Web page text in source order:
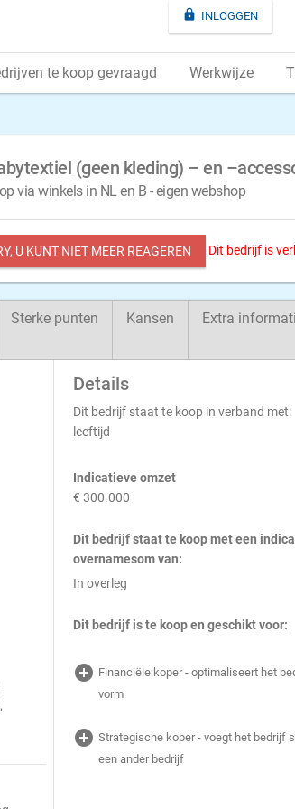
(geen kleding) – en
via winkels in NL en B - eigen webshop
U KUNT NIET MEER REAGEREN Dit bedrijf is
Sterke punten Kansen Extra
Details
Dit bedrijf staat te koop in verband met:
leeftijd
Indicatieve omzet
€ 300.000
Dit bedrijf staat te koop met een
overnamesom van:
In overleg
Dit bedrijf is te koop en geschikt voor:
add_circle Financiële koper - optimaliseert het
vorm
add_circle Strategische koper - voegt het bedrijf
een ander bedrijf
 INLOGGEN
te koop gevraagd Werkwijze